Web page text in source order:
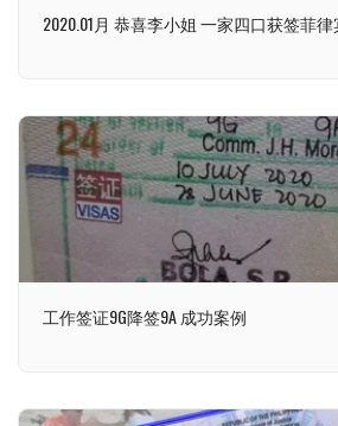
2020.01月 恭喜李小姐 一家四口获签菲律
工作签证9G降签9A 成功案例